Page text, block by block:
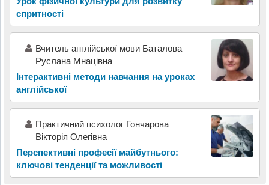
спритності
Вчитель англійської мови Баталова
Руслана Мнацівна
Інтерактивні методи навчання на уроках
англійської
Практичний психолог Гончарова
Вікторія Олегівна
Перспективні професії майбутнього:
ключові тенденції та можливості